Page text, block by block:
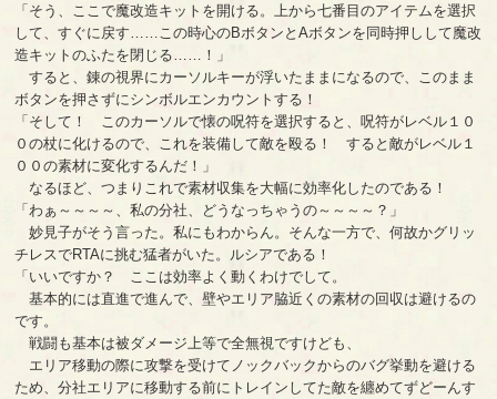
「そう、ここで魔改造キットを開ける。上から七番目のアイテムを選択
して、すぐに戻す……この時心のBボタンとAボタンを同時押しして魔改
造キットのふたを閉じる……！」
すると、錬の視界にカーソルキーが浮いたままになるので、このまま
ボタンを押さずにシンボルエンカウントする！
「そして！ このカーソルで懐の呪符を選択すると、呪符がレベル１０
０の杖に化けるので、これを装備して敵を殴る！ すると敵がレベル１
００の素材に変化するんだ！」
なるほど、つまりこれで素材収集を大幅に効率化したのである！
「わぁ～～～～、私の分社、どうなっちゃうの～～～～？」
妙見子がそう言った。私にもわからん。そんな一方で、何故かグリッ
チレスでRTAに挑む猛者がいた。ルシアである！
「いいですか？ ここは効率よく動くわけでして。
基本的には直進で進んで、壁やエリア脇近くの素材の回収は避けるの
です。
戦闘も基本は被ダメージ上等で全無視ですけども、
エリア移動の際に攻撃を受けてノックバックからのバグ挙動を避ける
ため、分社エリアに移動する前にトレインしてた敵を纏めてずどーんす